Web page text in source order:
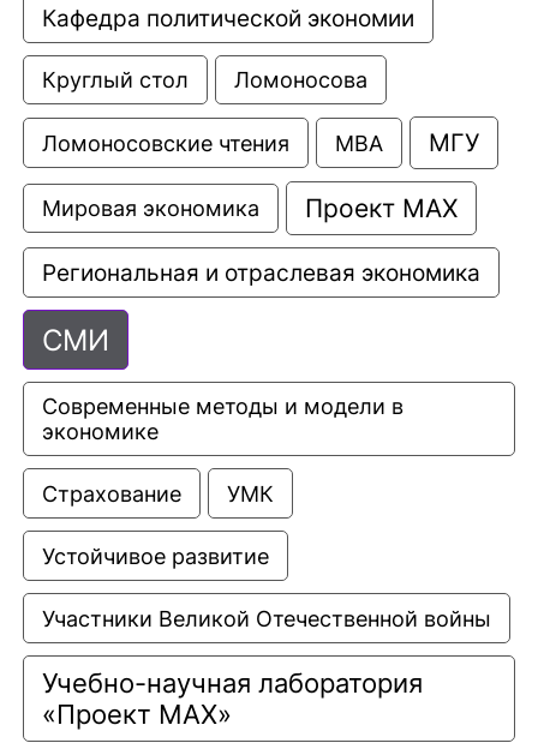
Кафедра политической экономии
Круглый стол Ломоносова
Ломоносовские чтения МВА МГУ
Мировая экономика Проект МАХ
Региональная и отраслевая экономика
СМИ
Современные методы и модели в
экономике
Страхование УМК
Устойчивое развитие
Участники Великой Отечественной войны
Учебно-научная лаборатория
«Проект МАХ»